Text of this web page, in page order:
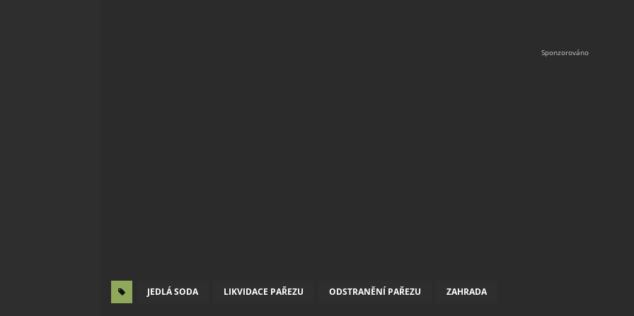
JEDLÁ SODA LIKVIDACE PAŘEZU ODSTRANĚNÍ PAŘEZU ZAHRADA